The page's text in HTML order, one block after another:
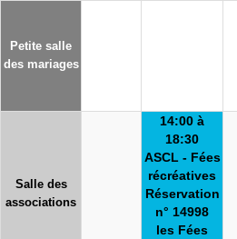
Petite salle
des mariages
Salle des
associations
14:00 à
18:30
ASCL - Fées
récréatives
Réservation
n° 14998
les Fées